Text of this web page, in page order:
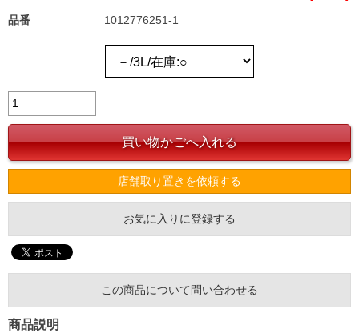
品番 1012776251-1
店舗取り置きを依頼する
お気に入りに登録する
この商品について問い合わせる
商品説明